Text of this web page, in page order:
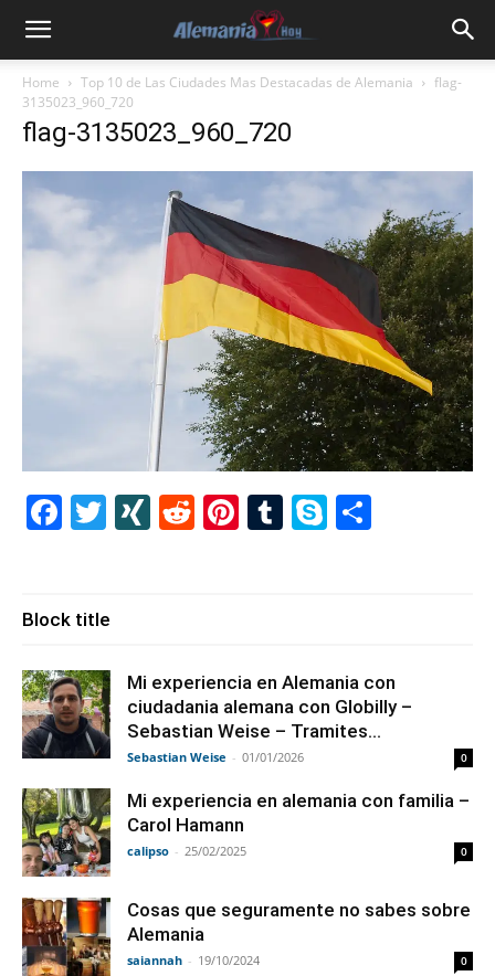
Home Top 10 de Las Ciudades Mas Destacadas de Alemania
flag-
3135023_960_720
flag-3135023_960_720
Facebook
Twitter
XINGReddit
Pinterest
Tumblr
Skype
Block title
Mi experiencia en Alemania con
ciudadania alemana con Globilly –
Sebastian Weise – Tramites...
Sebastian Weise - 01/01/2026 0
Mi experiencia en alemania con familia –
Carol Hamann
calipso - 25/02/2025 0
Cosas que seguramente no sabes sobre
Alemania
saiannah - 19/10/2024 0